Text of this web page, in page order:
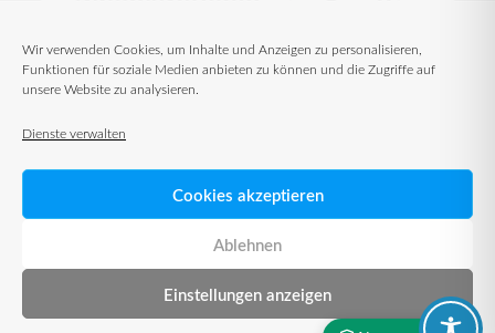
Wir verwenden Cookies, um Inhalte und Anzeigen zu personalisieren,
Funktionen für soziale Medien anbieten zu können und die Zugriffe auf
unsere Website zu analysieren.
Dienste verwalten
Cookies akzeptieren
Ablehnen
Einstellungen anzeigen
© 2026 TUP GmbH & Co. KG – Warehouse Management Solutions